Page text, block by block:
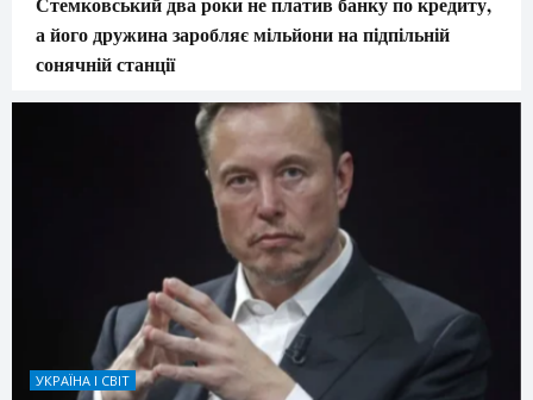
а його дружина заробляє мільйони на підпільній
сонячній станції
УКРАЇНА І СВІТ